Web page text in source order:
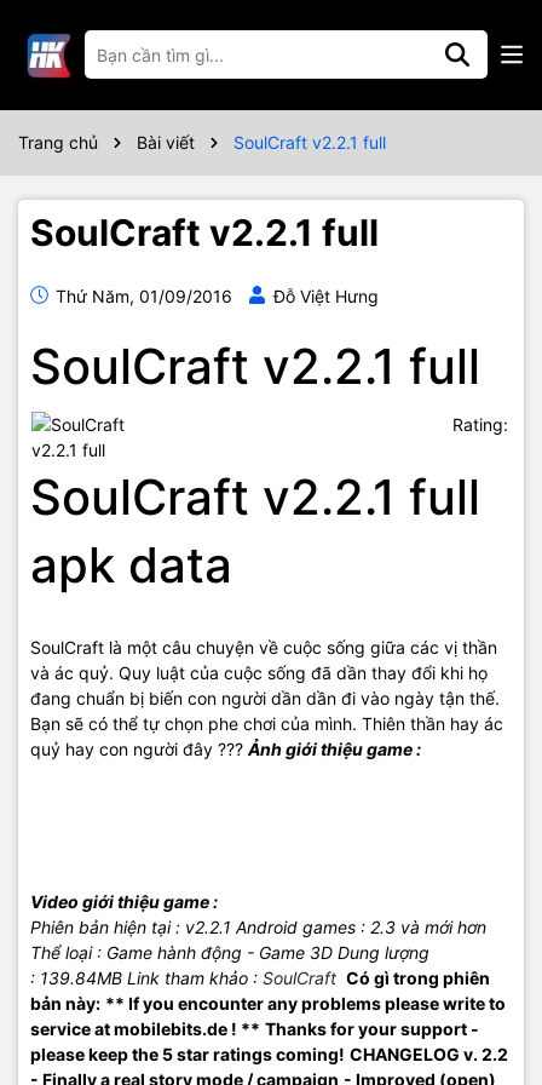
Trang chủ Bài viết SoulCraft v2.2.1 full
SoulCraft v2.2.1 full
Thứ Năm, 01/09/2016 Đỗ Việt Hưng
SoulCraft v2.2.1 full
Rating:
SoulCraft v2.2.1 full
apk data
SoulCraft là một câu chuyện về cuộc sống giữa các vị thần
và ác quỷ. Quy luật của cuộc sống đã dần thay đổi khi họ
đang chuẩn bị biến con người dần dần đi vào ngày tận thế.
Bạn sẽ có thể tự chọn phe chơi của mình. Thiên thần hay ác
quỷ hay con người đây ??? Ảnh giới thiệu game :
Video giới thiệu game :
Phiên bản hiện tại : v2.2.1 Android games : 2.3 và mới hơn
Thể loại : Game hành động - Game 3D Dung lượng
: 139.84MB Link tham khảo : SoulCraft Có gì trong phiên
bản này: ** If you encounter any problems please write to
service at mobilebits.de ! ** Thanks for your support -
please keep the 5 star ratings coming! CHANGELOG v. 2.2
- Finally a real story mode / campaign - Improved (open)